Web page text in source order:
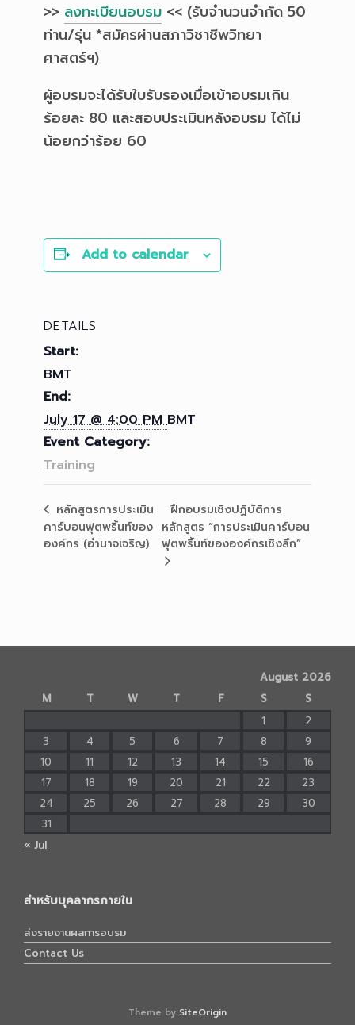
>> ลงทะเบียนอบรม << (รับจำนวนจำกัด 50
ท่าน/รุ่น *สมัครผ่านสภาวิชาชีพวิทยา
ศาสตร์ฯ)
ผู้อบรมจะได้รับใบรับรองเมื่อเข้าอบรมเกิน
ร้อยละ 80 และสอบประเมินหลังอบรม ได้ไม่
น้อยกว่าร้อย 60
Add to calendar
DETAILS
Start:
BMT
End:
July 17 @ 4:00 PMBMT
Event Category:
Training
หลักสูตรการประเมิน
คาร์บอนฟุตพริ้นท์ของ
องค์กร (อำนาจเจริญ)
ฝึกอบรมเชิงปฏิบัติการ
หลักสูตร “การประเมินคาร์บอน
ฟุตพริ้นท์ขององค์กรเชิงลึก”
August 2026
M
T W T F S
S
1
2
3
4 5 6 7 8
9
10
11 12 13 14 15
16
17
18 19 20 21 22
23
24
25 26 27 28 29
30
31
« Jul
สำหรับบุคลากรภายใน
ส่งรายงานผลการอบรม
Contact Us
Theme by SiteOrigin